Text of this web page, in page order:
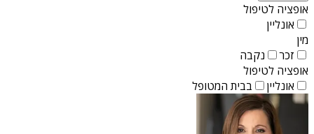
אופציה לטיפול
אונליין
מין
זכר
נקבה
אופציה לטיפול
אונליין
בבית המטופל